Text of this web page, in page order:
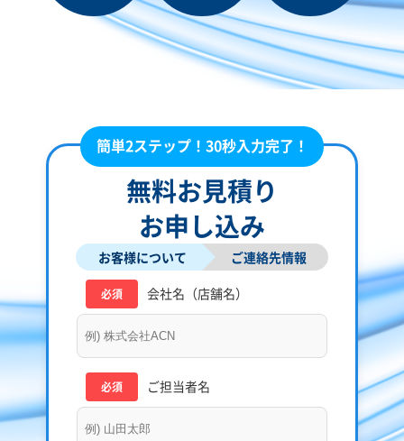
簡単2ステップ！30秒入力完了！
無料お見積り
お申し込み
お客様について ご連絡先情報
必須 会社名（店舗名）
必須 ご担当者名